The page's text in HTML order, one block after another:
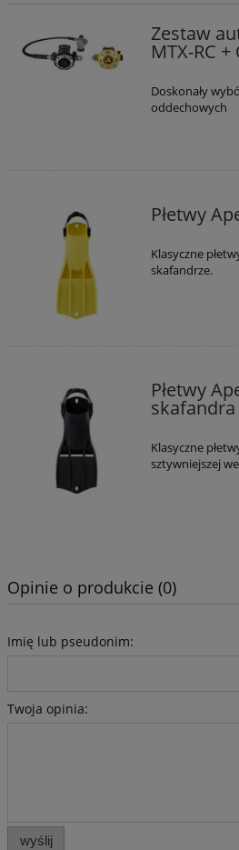
319,50 zł
Cena regularna: 355,00 zł
Najniższa cena: 355,00 zł
Zestaw
MTX-RC
Doskonały
oddechowych
Płetwy
Klasyczne
skafandrze.
Płetwy
skafandra
Klasyczne
sztywniejszej
Opinie o produkcie (0)
Imię lub pseudonim:
Twoja opinia:
wyślij